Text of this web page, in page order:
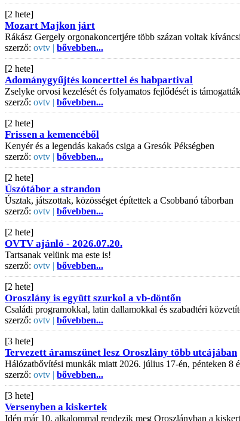
[2 hete]
Mozart Majkon járt
Rákász Gergely orgonakoncertjére több százan voltak
szerző: ovtv | bővebben...
[2 hete]
Adománygyűjtés koncerttel és habpartival
Zselyke orvosi kezelését és folyamatos fejlődését is támogatták
szerző: ovtv | bővebben...
[2 hete]
Frissen a kemencéből
Kenyér és a legendás kakaós csiga a Gresók Pékségben
szerző: ovtv | bővebben...
[2 hete]
Úszótábor a strandon
Úsztak, játszottak, közösséget építettek a Csobbanó táborban
szerző: ovtv | bővebben...
[2 hete]
OVTV ajánló - 2026.07.20.
Tartsanak velünk ma este is!
szerző: ovtv | bővebben...
[2 hete]
Oroszlány is együtt szurkol a vb-döntőn
Családi programokkal, latin dallamokkal és szabadtéri
szerző: ovtv | bővebben...
[3 hete]
Tervezett áramszünet lesz Oroszlány több utcájában
Hálózatbővítési munkák miatt 2026. július 17-én, pénteken 8
szerző: ovtv | bővebben...
[3 hete]
Versenyben a kiskertek
Idén már 10. alkalommal rendezik meg Oroszlányban a